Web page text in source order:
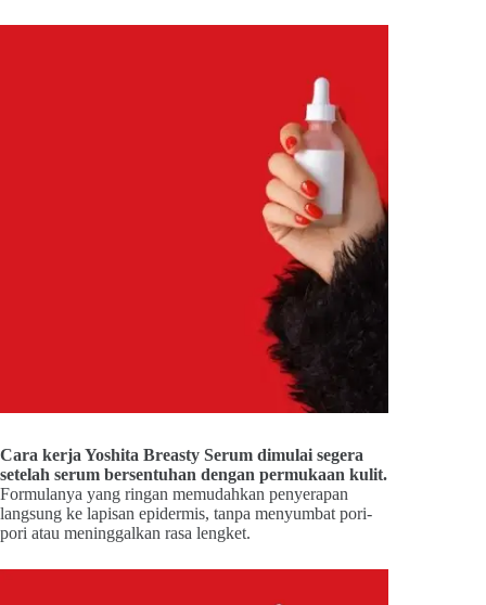
Cara kerja Yoshita Breasty Serum dimulai segera
setelah serum bersentuhan dengan permukaan kulit.
Formulanya yang ringan memudahkan penyerapan
langsung ke lapisan epidermis, tanpa menyumbat pori-
pori atau meninggalkan rasa lengket.